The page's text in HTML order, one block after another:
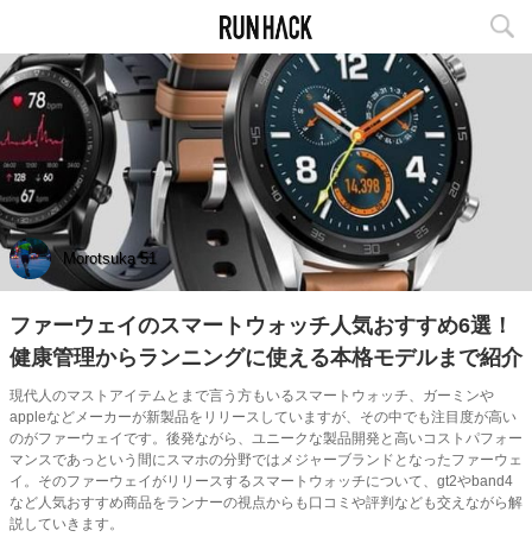
Morotsuka 51
ファーウェイのスマートウォッチ人気おすすめ6選！
健康管理からランニングに使える本格モデルまで紹介
現代人のマストアイテムとまで言う方もいるスマートウォッチ、ガーミンや
appleなどメーカーが新製品をリリースしていますが、その中でも注目度が高い
のがファーウェイです。後発ながら、ユニークな製品開発と高いコストパフォー
マンスであっという間にスマホの分野ではメジャーブランドとなったファーウェ
イ。そのファーウェイがリリースするスマートウォッチについて、gt2やband4
など人気おすすめ商品をランナーの視点からも口コミや評判なども交えながら解
説していきます。